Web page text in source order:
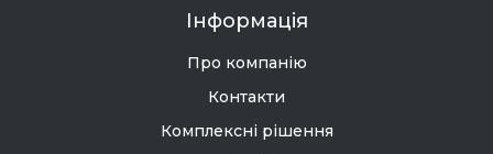
Інформація
Про компанію
Контакти
Комплексні рішення